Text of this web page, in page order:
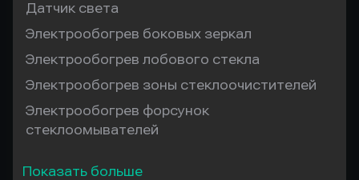
Датчик света
Электрообогрев боковых зеркал
Электрообогрев лобового стекла
Электрообогрев зоны стеклоочистителей
Электрообогрев форсунок
стеклоомывателей
Показать больше